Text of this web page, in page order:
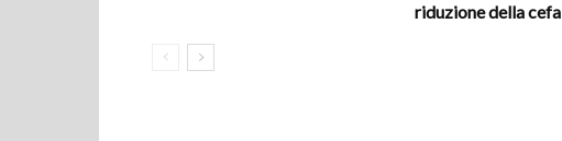
riduzione della